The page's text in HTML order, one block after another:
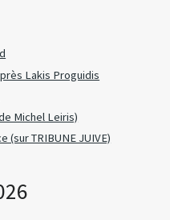
Lakis Proguidis
Michel Leiris)
(sur TRIBUNE JUIVE)